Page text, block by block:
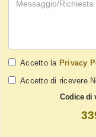
Accetto la Privacy
Accetto di ricevere
Codice di